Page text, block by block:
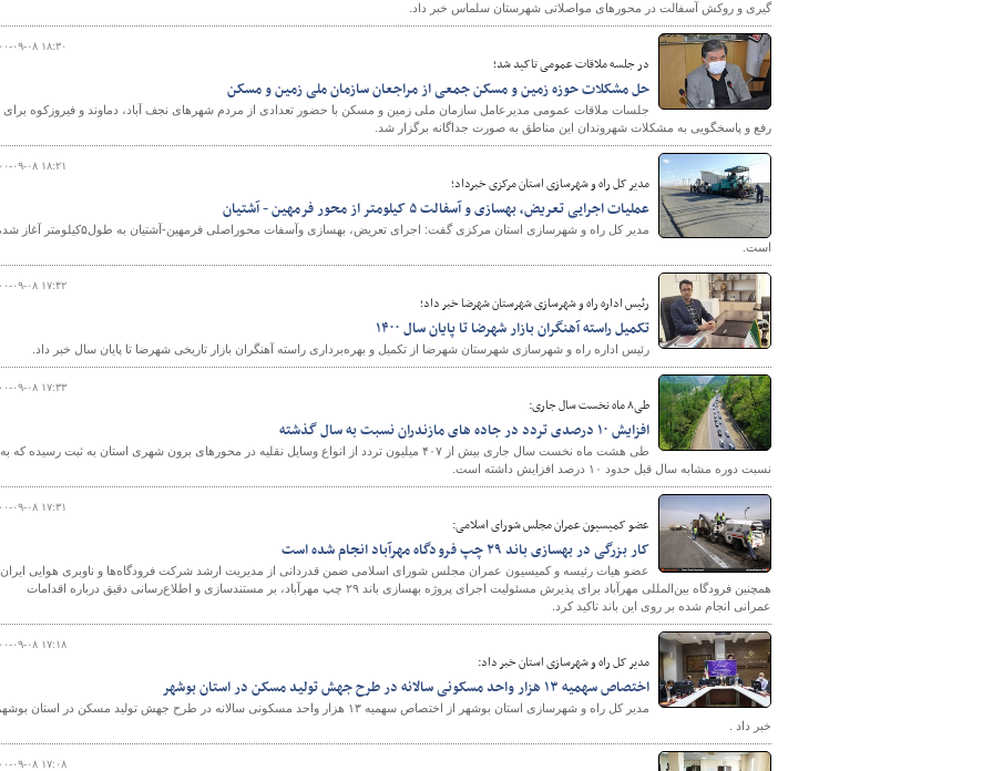
گیری و روکش آسفالت در محورهای مواصلاتی شهرستان سلماس خبر داد.
۱۴۰۰-۰۹-۰۸
در جلسه ملاقات عمومی تاکید شد؛
حل مشکلات حوزه زمین و مسکن جمعی از مراجعان سازمان ملی زمین و مسکن
جلسات ملاقات عمومی مدیرعامل سازمان ملی زمین و مسکن با حضور تعدادی از مردم شهرهای نجف آباد، دماوند و فیروزکوه برای
رفع و پاسخگویی به مشکلات شهروندان این مناطق به صورت جداگانه برگزار شد.
۱۴۰۰-۰۹-۰۸
مدیر کل راه و شهرسازی استان مرکزی خبرداد؛
عملیات اجرایی تعریض، بهسازی و آسفالت ۵ کیلومتر از محور فرمهین - آشتیان
مدیر کل راه و شهرسازی استان مرکزی گفت: اجرای تعریض، بهسازی وآسفات محوراصلی فرمهین-آشتیان به طول۵کیلومتر
است.
۱۴۰۰-۰۹-۰۸
رئیس اداره راه و شهرسازی شهرستان شهرضا خبر داد؛
تکمیل راسته آهنگران بازار شهرضا تا پایان سال ۱۴۰۰
رئیس اداره راه و شهرسازی شهرستان شهرضا از تکمیل و بهره‌برداری راسته آهنگران بازار تاریخی شهرضا تا پایان سال خبر داد.
۱۴۰۰-۰۹-۰۸
طی۸ ماه نخست سال جاری:
افزایش ۱۰ درصدی تردد در جاده های مازندران نسبت به سال گذشته
طی هشت ماه نخست سال جاری بیش از ۴۰۷ میلیون تردد از انواع وسایل نقلیه در محورهای برون شهری استان به ثبت رسیده که به
نسبت دوره مشابه سال قبل حدود ۱۰ درصد افزایش داشته است.
۱۴۰۰-۰۹-۰۸
عضو کميسيون عمران مجلس شورای اسلامی:
کار بزرگی در بهسازی باند ۲۹ چپ فرودگاه مهرآباد انجام شده است
عضو هیات رئیسه و کمیسیون عمران مجلس شورای اسلامی ضمن قدردانی از مدیریت ارشد شرکت فرودگاه‌ها و ناوبری هوایی ایران
همچنین فرودگاه بین‌المللی مهرآباد برای پذیرش مسئولیت اجرای پروژه بهسازی باند ۲۹ چپ مهرآباد، بر مستندسازی و اطلاع‌رسانی دقیق درباره اقدامات
عمرانی انجام شده بر روی این باند تاکید کرد.
۱۴۰۰-۰۹-۰۸
مدیر کل راه و شهرسازی استان خبر داد:
اختصاص سهمیه ۱۳ هزار واحد مسکونی سالانه در طرح جهش تولید مسکن در استان بوشهر
مدیر کل راه و شهرسازی استان بوشهر از اختصاص سهمیه ۱۳ هزار واحد مسکونی سالانه در طرح جهش تولید مسکن در استان بوشهر
خبر داد .
۱۴۰۰-۰۹-۰۸